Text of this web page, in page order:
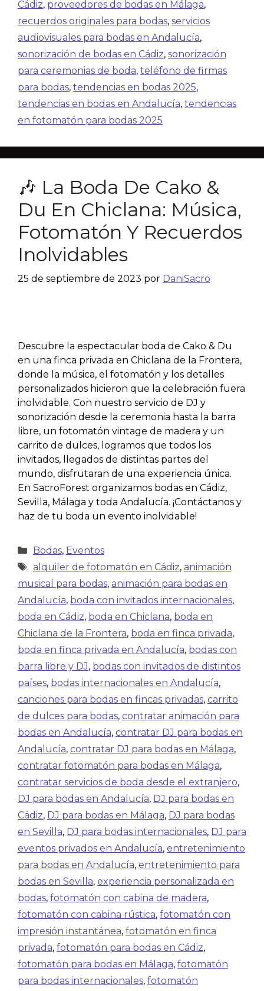
Cádiz, proveedores de bodas en Málaga,
recuerdos originales para bodas, servicios
audiovisuales para bodas en Andalucía,
sonorización de bodas en Cádiz, sonorización
para ceremonias de boda, teléfono de firmas
para bodas, tendencias en bodas 2025,
tendencias en bodas en Andalucía, tendencias
en fotomatón para bodas 2025
🎶 La Boda De Cako &
Du En Chiclana: Música,
Fotomatón Y Recuerdos
Inolvidables
25 de septiembre de 2023 por DaniSacro
Descubre la espectacular boda de Cako & Du
en una finca privada en Chiclana de la Frontera,
donde la música, el fotomatón y los detalles
personalizados hicieron que la celebración fuera
inolvidable. Con nuestro servicio de DJ y
sonorización desde la ceremonia hasta la barra
libre, un fotomatón vintage de madera y un
carrito de dulces, logramos que todos los
invitados, llegados de distintas partes del
mundo, disfrutaran de una experiencia única.
En SacroForest organizamos bodas en Cádiz,
Sevilla, Málaga y toda Andalucía. ¡Contáctanos y
haz de tu boda un evento inolvidable!
Bodas, Eventos
alquiler de fotomatón en Cádiz, animación
musical para bodas, animación para bodas en
Andalucía, boda con invitados internacionales,
boda en Cádiz, boda en Chiclana, boda en
Chiclana de la Frontera, boda en finca privada,
boda en finca privada en Andalucía, bodas con
barra libre y DJ, bodas con invitados de distintos
países, bodas internacionales en Andalucía,
canciones para bodas en fincas privadas, carrito
de dulces para bodas, contratar animación para
bodas en Andalucía, contratar DJ para bodas en
Andalucía, contratar DJ para bodas en Málaga,
contratar fotomatón para bodas en Málaga,
contratar servicios de boda desde el extranjero,
DJ para bodas en Andalucía, DJ para bodas en
Cádiz, DJ para bodas en Málaga, DJ para bodas
en Sevilla, DJ para bodas internacionales, DJ para
eventos privados en Andalucía, entretenimiento
para bodas en Andalucía, entretenimiento para
bodas en Sevilla, experiencia personalizada en
bodas, fotomatón con cabina de madera,
fotomatón con cabina rústica, fotomatón con
impresión instantánea, fotomatón en finca
privada, fotomatón para bodas en Cádiz,
fotomatón para bodas en Málaga, fotomatón
para bodas internacionales, fotomatón